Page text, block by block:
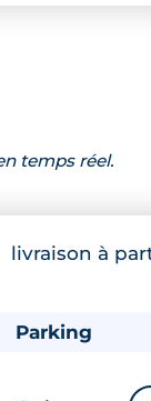
temps réel.
livraison à
Parking